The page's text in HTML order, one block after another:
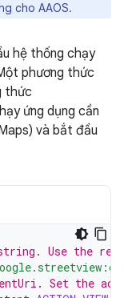
cho AAOS.
hệ thống chạy
phương thức
thức
ứng dụng cần
và bắt đầu
Use the
Set the